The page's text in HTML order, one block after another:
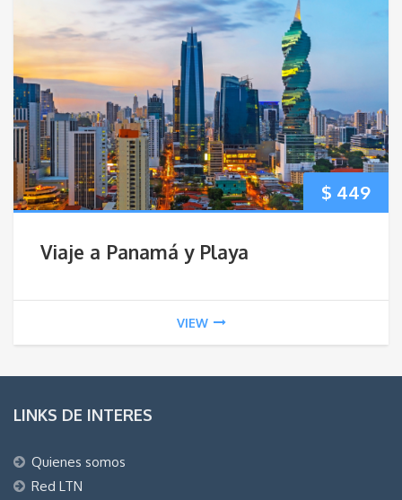
$ 449
Viaje a Panamá y Playa
VIEW
LINKS DE INTERES
Quienes somos
Red LTN